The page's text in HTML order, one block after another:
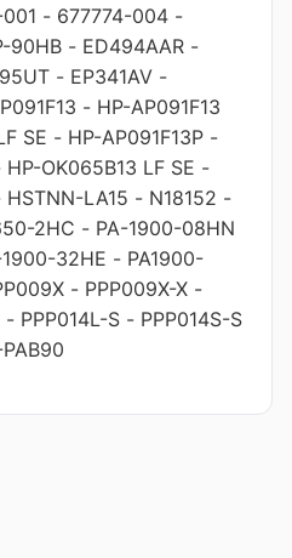
- 677774-004 -
90HB - ED494AAR -
- EP341AV -
- HP-AP091F13
SE - HP-AP091F13P -
HP-OK065B13 LF SE -
HSTNN-LA15 - N18152 -
2HC - PA-1900-08HN
32HE - PA1900-
- PPP009X-X -
- PPP014L-S - PPP014S-S